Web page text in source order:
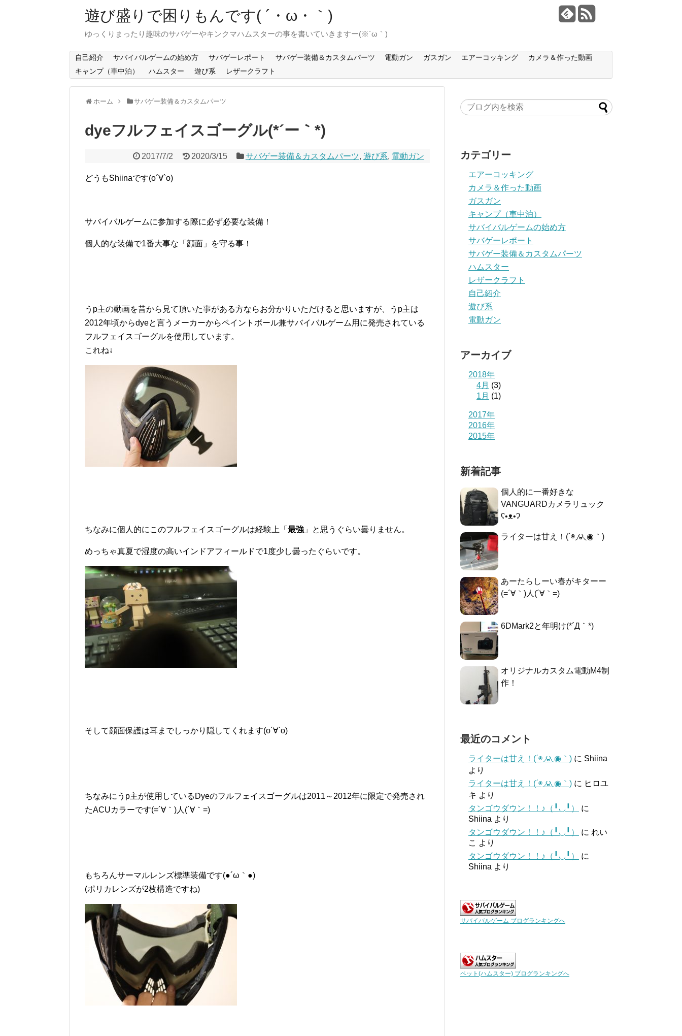
遊び盛りで困りもんです( ´・ω・｀)
ゆっくりまったり趣味のサバゲーやキンクマハムスターの事を書いていきますー(※´ω｀)
自己紹介 サバイバルゲームの始め方 サバゲーレポート サバゲー装備＆カスタムパーツ 電動ガン ガスガン エアーコッキング
カメラ＆作った動画
キャンプ（車中泊）
ハムスター 遊び系 レザークラフト
ホーム サバゲー装備＆カスタムパーツ
dyeフルフェイスゴーグル(*´ー｀*)
2017/7/2 2020/3/15 サバゲー装備＆カスタムパーツ, 遊び系, 電動ガン
どうもShiinaです(о´∀`о)
サバイバルゲームに参加する際に必ず必要な装備！
個人的な装備で1番大事な「顔面」を守る事！
うp主の動画を昔から見て頂いた事がある方ならお分かりいただけると思いますが、うp主は
2012年頃からdyeと言うメーカーからペイントボール兼サバイバルゲーム用に発売されている
フルフェイスゴーグルを使用しています。
これね↓
ちなみに個人的にこのフルフェイスゴーグルは経験上「 最強 」と思うぐらい曇りません。
めっちゃ真夏で湿度の高いインドアフィールドで1度少し曇ったぐらいです。
そして顔面保護は耳までしっかり隠してくれます(о´∀`о)
ちなみにうp主が使用しているDyeのフルフェイスゴーグルは2011～2012年に限定で発売され
たACUカラーです(=´∀｀)人(´∀｀=)
もちろんサーマルレンズ標準装備です(●´ω｀●)
(ポリカレンズが2枚構造ですね)
カテゴリー
エアーコッキング
カメラ＆作った動画
ガスガン
キャンプ（車中泊）
サバイバルゲームの始め方
サバゲーレポート
サバゲー装備＆カスタムパーツ
ハムスター
レザークラフト
自己紹介
遊び系
電動ガン
アーカイブ
2018年
4月 (3)
1月 (1)
2017年
2016年
2015年
新着記事
個人的に一番好きな
VANGUARDカメラリュック
ʕ•ᴥ•ʔ
ライターは甘え！(΄◉◞౪◟◉｀)
あーたらしーい春がキターー
(=´∀｀)人(´∀｀=)
6DMark2と年明け(*´Д｀*)
オリジナルカスタム電動M4制
作！
最近のコメント
ライターは甘え！(΄◉◞౪◟◉｀) に Shiina
より
ライターは甘え！(΄◉◞౪◟◉｀) に ヒロユ
キ より
タンゴウダウン！！♪（╹◡╹）
に
Shiina より
タンゴウダウン！！♪（╹◡╹）
に れい
こ より
タンゴウダウン！！♪（╹◡╹）
に
Shiina より
サバイバルゲーム ブログランキングへ
ペット(ハムスター) ブログランキングへ